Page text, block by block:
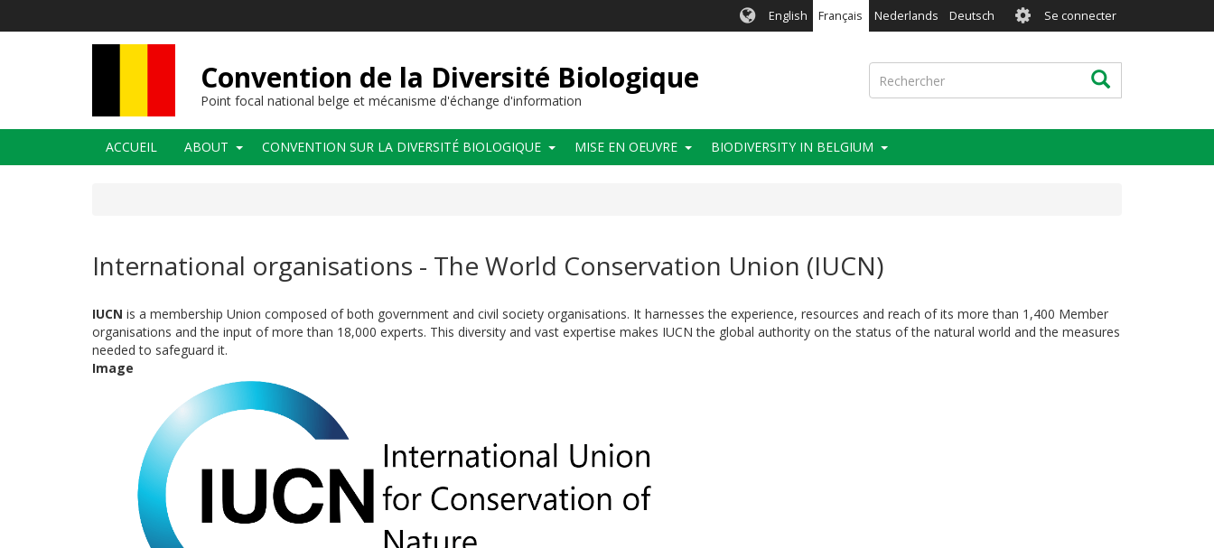
English Français Nederlands Deutsch User
account
menu
Se connecter
Convention de la Diversité Biologique
Point focal national belge et mécanisme d'échange d'information
Rechercher Rechercher
Navigation
principale
ACCUEIL ABOUT CONVENTION SUR LA DIVERSITÉ BIOLOGIQUE MISE EN OEUVRE BIODIVERSITY IN BELGIUM
International organisations - The World Conservation Union (IUCN)
IUCN is a membership Union composed of both government and civil society organisations. It harnesses the experience, resources and reach of its more than 1,400 Member
organisations and the input of more than 18,000 experts. This diversity and vast expertise makes IUCN the global authority on the status of the natural world and the measures
needed to safeguard it.
Image